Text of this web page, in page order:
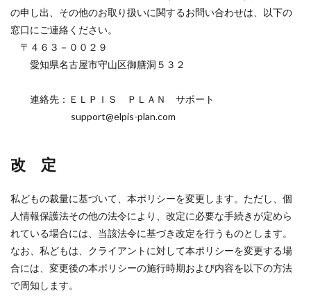
の申し出、その他のお取り扱いに関するお問い合わせは、以下の
窓口にご連絡ください。
〒４６３－００２９
愛知県名古屋市守山区御膳洞５３２
連絡先：ＥＬＰＩＳ ＰＬＡＮ サポート
support@elpis-plan.com
改 定
私どもの裁量に基づいて、本ポリシーを変更します。ただし、個
人情報保護法その他の法令により、改定に必要な手続きが定めら
れている場合には、当該法令に基づき改定を行うものとします。
なお、私どもは、クライアントに対して本ポリシーを変更する場
合には、変更後の本ポリシーの施行時期および内容を以下の方法
で周知します。